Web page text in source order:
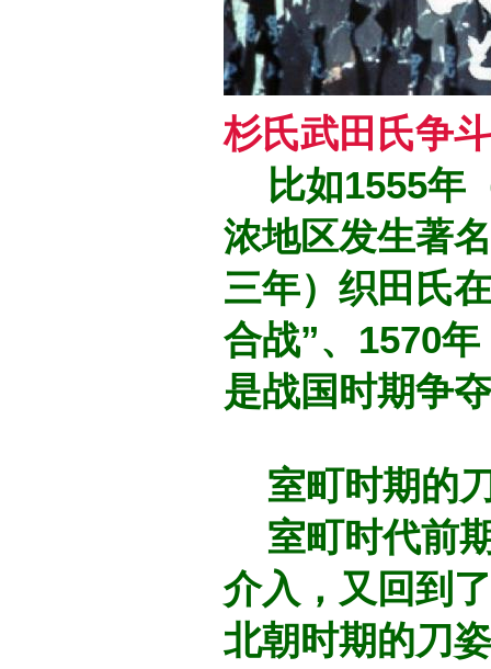
杉氏武田氏争
比如1555年
浓地区发生著
三年）织田氏
合战”、1570
是战国时期争
室町时期的
室町时代前
介入，又回到
北朝时期的刀